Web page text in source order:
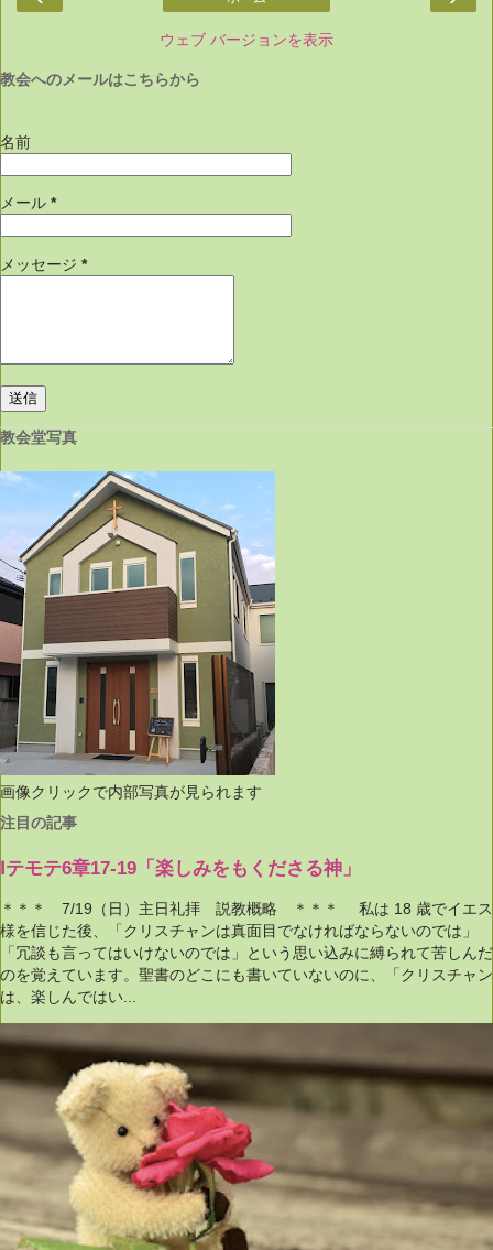
ウェブ バージョンを表示
教会へのメールはこちらから
名前
メール *
メッセージ *
教会堂写真
画像クリックで内部写真が見られます
注目の記事
Ⅰテモテ6章17-19「楽しみをもくださる神」
＊＊＊ 7/19（日）主日礼拝 説教概略 ＊＊＊ 私は 18 歳でイエス
様を信じた後、「クリスチャンは真面目でなければならないのでは」
「冗談も言ってはいけないのでは」という思い込みに縛られて苦しんだ
のを覚えています。聖書のどこにも書いていないのに、「クリスチャン
は、楽しんではい...